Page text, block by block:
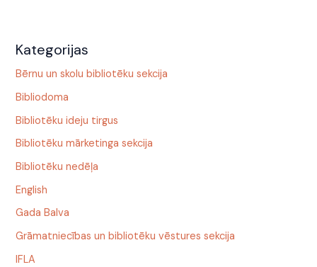
Kategorijas
Bērnu un skolu bibliotēku sekcija
Bibliodoma
Bibliotēku ideju tirgus
Bibliotēku mārketinga sekcija
Bibliotēku nedēļa
English
Gada Balva
Grāmatniecības un bibliotēku vēstures sekcija
IFLA